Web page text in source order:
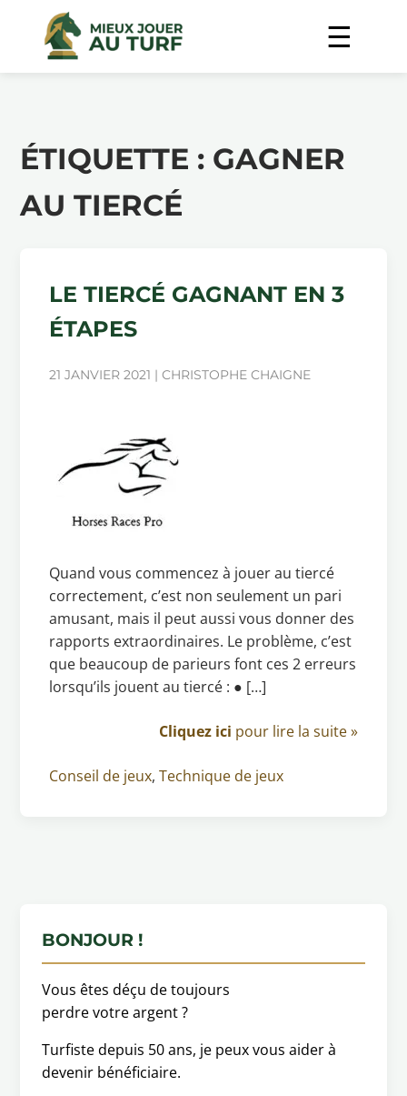
ÉTIQUETTE : GAGNER
AU TIERCÉ
LE TIERCÉ GAGNANT EN 3
ÉTAPES
21 JANVIER 2021 | CHRISTOPHE CHAIGNE
Quand vous commencez à jouer au tiercé
correctement, c’est non seulement un pari
amusant, mais il peut aussi vous donner des
rapports extraordinaires. Le problème, c’est
que beaucoup de parieurs font ces 2 erreurs
lorsqu’ils jouent au tiercé : ● […]
Cliquez ici pour lire la suite »
Conseil de jeux,Technique de jeux
BONJOUR !
Vous êtes déçu de toujours
perdre votre argent ?
Turfiste depuis 50 ans, je peux vous aider à
devenir bénéficiaire.